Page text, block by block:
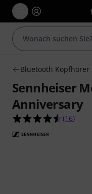
Bluetooth Kopfhörer
Sennheiser
Anniversary
4.5 von
(16)